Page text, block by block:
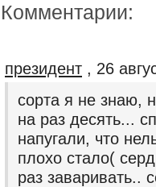
Комментарии:
президент , 26
сорта я не знаю,
на раз десять...
напугали, что
плохо стало(
раз заваривать..